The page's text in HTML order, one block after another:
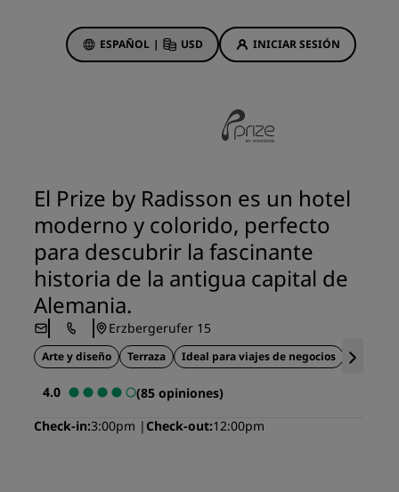
ESPAÑOL | USD INICIAR SESIÓN
Ofertas de hotel
A la primera va la vencida
Ofertas especiales
Reservar con antelación
Consultar nuestros paquetes
Ideas de viaje
Hoteles para familias
Rad Pets
Espacios para celebración de
El Prize by Radisson es un hotel
moderno y colorido, perfecto
para descubrir la fascinante
historia de la antigua capital de
Alemania.
Erzbergerufer 15
Arte y diseño Terraza Ideal para viajes de negocios
4.0
(85 opiniones)
Check-in 3:00pm Check-out 12:00pm